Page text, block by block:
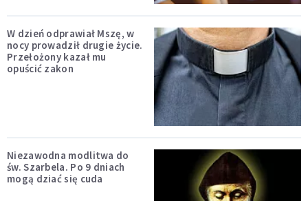
W dzień odprawiał Mszę, w
nocy prowadził drugie życie.
Przełożony kazał mu
opuścić zakon
Niezawodna modlitwa do
św. Szarbela. Po 9 dniach
mogą dziać się cuda